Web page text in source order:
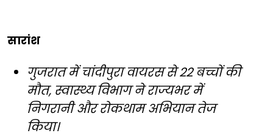
सारांश
गुजरात में चांदीपुरा वायरस से 22 बच्चों की
मौत, स्वास्थ्य विभाग ने राज्यभर में
निगरानी और रोकथाम अभियान तेज
किया।